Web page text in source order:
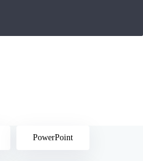
PowerPoint